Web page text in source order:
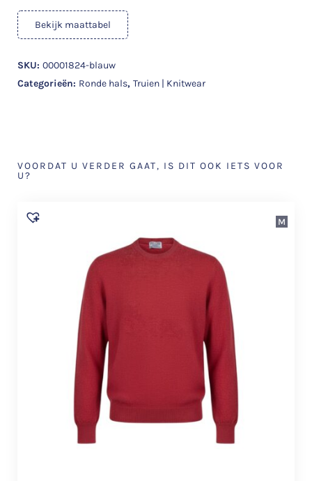
Bekijk maattabel
SKU: 00001824-blauw
Categorieën: Ronde hals, Truien | Knitwear
VOORDAT U VERDER GAAT, IS DIT OOK IETS VOOR
U?
M